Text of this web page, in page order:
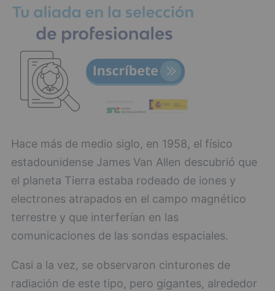
Hace más de medio siglo, en 1958, el físico
estadounidense James Van Allen descubrió que
el planeta Tierra estaba rodeado de iones y
electrones atrapados en el campo magnético
terrestre y que interferían en las
comunicaciones de las sondas espaciales.
Casi a la vez, se observaron cinturones de
radiación de este tipo, pero gigantes, alrededor